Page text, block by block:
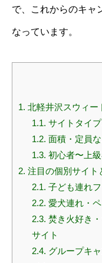
で、これからのキャ
なっています。
1. 北軽井沢スウィー
1.1. サイトタイ
1.2. 面積・定員
1.3. 初心者〜上
2. 注目の個別サイト
2.1. 子ども連れ
2.2. 愛犬連れ・
2.3. 焚き火好き
サイト
2.4. グループキ